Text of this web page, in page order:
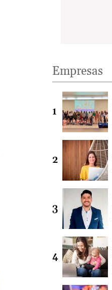
Empresas